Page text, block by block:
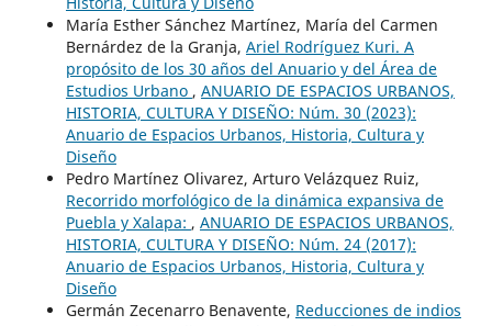
María Esther Sánchez Martínez, María del Carmen
Bernárdez de la Granja, Ariel Rodríguez Kuri. A
propósito de los 30 años del Anuario y del Área de
Estudios Urbano , ANUARIO DE ESPACIOS URBANOS,
HISTORIA, CULTURA Y DISEÑO: Núm. 30 (2023):
Anuario de Espacios Urbanos, Historia, Cultura y
Diseño
Pedro Martínez Olivarez, Arturo Velázquez Ruiz,
Recorrido morfológico de la dinámica expansiva de
Puebla y Xalapa: , ANUARIO DE ESPACIOS URBANOS,
HISTORIA, CULTURA Y DISEÑO: Núm. 24 (2017):
Anuario de Espacios Urbanos, Historia, Cultura y
Diseño
Germán Zecenarro Benavente, Reducciones de indios